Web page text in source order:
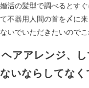
婚活の髪型で調べるとす
て不器用人間の首を〆に
ないでいただきたいので
ヘアアレンジ、
ないならしてな